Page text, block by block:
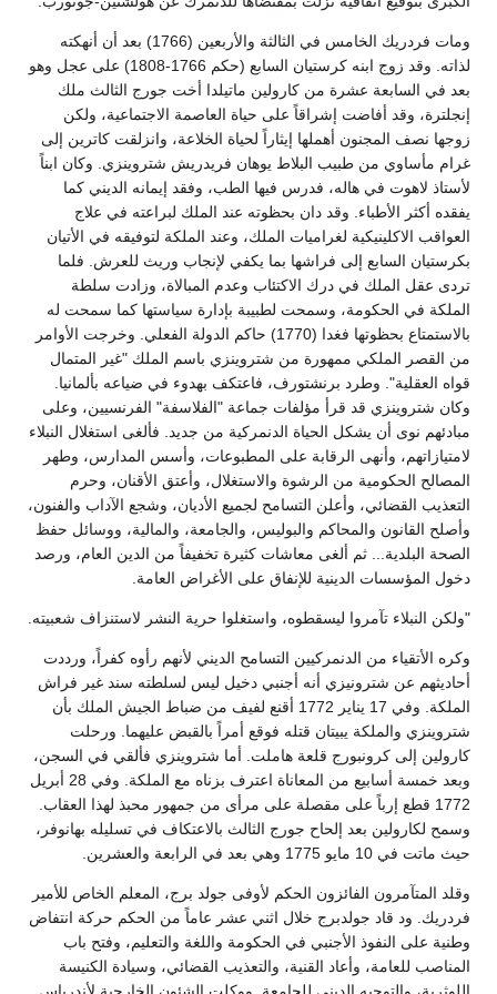
ومات فردريك الخامس في الثالثة والأربعين (1766) بعد أن أنهكته
لذاته. وقد زوج ابنه كرستيان السابع (حكم 1766-1808) على عجل وهو
بعد في السابعة عشرة من كارولين ماتيلدا أخت جورج الثالث ملك
إنجلترة، وقد أفاضت إشراقاً على حياة العاصمة الاجتماعية، ولكن
زوجها نصف المجنون أهملها إيثاراً لحياة الخلاعة، وانزلقت كاترين إلى
غرام مأساوي من طبيب البلاط يوهان فريدريش شتروينزي. وكان ابناً
لأستاذ لاهوت في هاله، فدرس فيها الطب، وفقد إيمانه الديني كما
يفقده أكثر الأطباء. وقد دان بحظوته عند الملك لبراعته في علاج
العواقب الاكلينيكية لغراميات الملك، وعند الملكة لتوفيقه في الأتيان
بكرستيان السابع إلى فراشها بما يكفي لإنجاب وريث للعرش. فلما
تردى عقل الملك في درك الاكتئاب وعدم المبالاة، وزادت سلطة
الملكة في الحكومة، وسمحت لطبيبة بإدارة سياستها كما سمحت له
بالاستمتاع بحظوتها فغدا (1770) حاكم الدولة الفعلي. وخرجت الأوامر
من القصر الملكي ممهورة من شتروينزي باسم الملك "غير المتمال
قواه العقلية". وطرد برنشتورف، فاعتكف بهدوء في ضياعه بألمانيا.
وكان شتروينزي قد قرأ مؤلفات جماعة "الفلاسفة" الفرنسيين، وعلى
مبادئهم نوى أن يشكل الحياة الدنمركية من جديد. فألغى استغلال النبلاء
لامتيازاتهم، وأنهى الرقابة على المطبوعات، وأسس المدارس، وطهر
المصالح الحكومية من الرشوة والاستغلال، وأعتق الأقنان، وحرم
التعذيب القضائي، وأعلن التسامح لجميع الأديان، وشجع الآداب والفنون،
وأصلح القانون والمحاكم والبوليس، والجامعة، والمالية، ووسائل حفظ
الصحة البلدية... ثم ألغى معاشات كثيرة تخفيفاً من الدين العام، ورصد
دخول المؤسسات الدينية للإنفاق على الأغراض العامة.
"ولكن النبلاء تآمروا ليسقطوه، واستغلوا حرية النشر لاستنزاف شعبيته.
وكره الأتقياء من الدنمركيين التسامح الديني لأنهم رأوه كفراً، ورددت
أحاديثهم عن شترونيزي أنه أجنبي دخيل ليس لسلطته سند غير فراش
الملكة. وفي 17 يناير 1772 أقنع لفيف من ضباط الجيش الملك بأن
شتروينزي والملكة يبيتان قتله فوقع أمراً بالقبض عليهما. ورحلت
كارولين إلى كرونبورج قلعة هاملت. أما شتروينزي فألقي في السجن،
وبعد خمسة أسابيع من المعاناة اعترف بزناه مع الملكة. وفي 28 أبريل
1772 قطع إرباً على مقصلة على مرأى من جمهور محبذ لهذا العقاب.
وسمح لكارولين بعد إلحاح جورج الثالث بالاعتكاف في تسليله بهانوفر،
حيث ماتت في 10 مايو 1775 وهي بعد في الرابعة والعشرين.
وقلد المتآمرون الفائزون الحكم لأوفى جولد برج، المعلم الخاص للأمير
فردريك. ود قاد جولدبرج خلال اثني عشر عاماً من الحكم حركة انتفاض
وطنية على النفوذ الأجنبي في الحكومة واللغة والتعليم، وفتح باب
المناصب للعامة، وأعاد القنية، والتعذيب القضائي، وسيادة الكنيسة
اللوثرية، والتوجيه الديني للجامعة. ووكلت الشئون الخارجية لأندرياس